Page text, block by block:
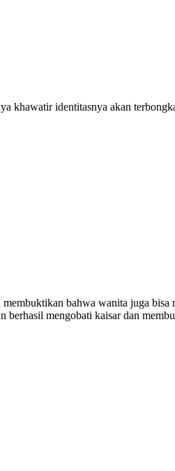
khawatir identitasnya akan
bahwa wanita juga bisa
mengobati kaisar dan